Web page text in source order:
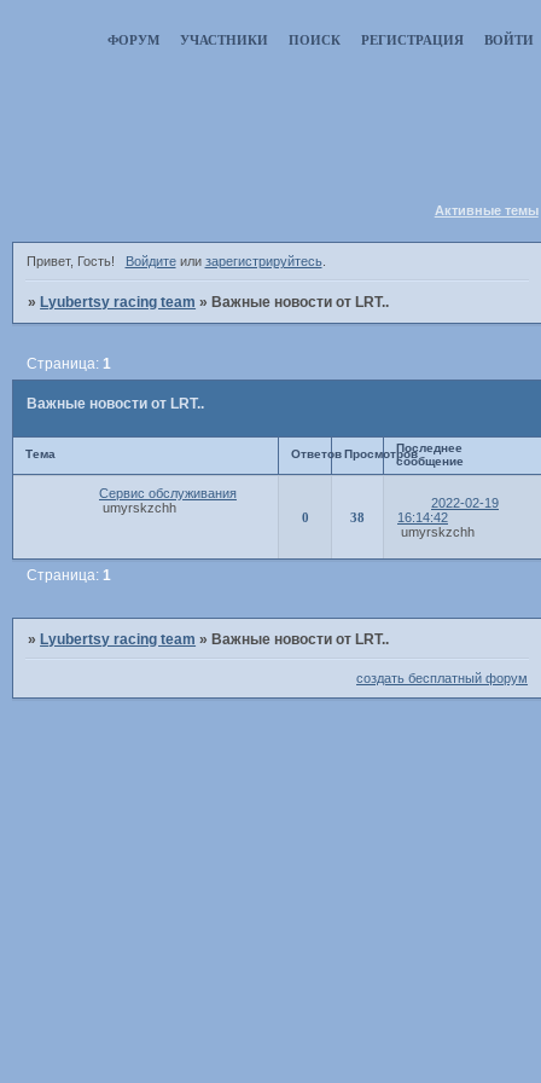
ФОРУМ УЧАСТНИКИ ПОИСК РЕГИСТРАЦИЯ ВОЙТИ
Активные темы
Привет, Гость! Войдитеили зарегистрируйтесь.
»Lyubertsy racing team »Важные новости от LRT..
Важные новости от LRT..
Страница:1
Тема ОтветовПросмотровПоследнее
сообщение
Сервис обслуживания
umyrskzchh
0 38
2022-02-19
16:14:42
umyrskzchh
Страница:1
» Lyubertsy racing team » Важные новости от LRT..
создать бесплатный форум